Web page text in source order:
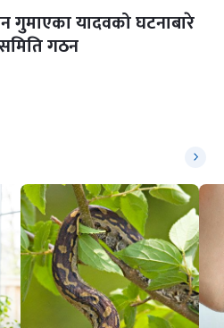
गुमाएका यादवको घटनाबारे
गठन